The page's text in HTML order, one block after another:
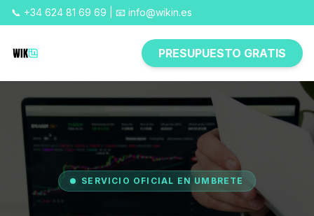
📞 +34 624 81 69 69 | 📧 info@wikin.es
PRESUPUESTO GRATIS
SERVICIO OFICIAL EN UMBRETE